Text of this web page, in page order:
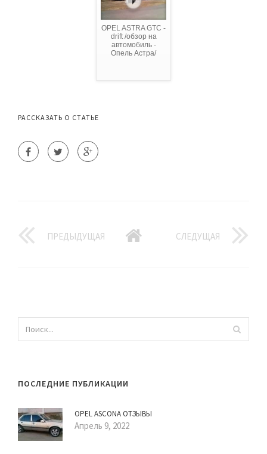
OPEL ASTRA GTC -
drift /обзор на
автомобиль -
Опель Астра/
РАССКАЗАТЬ О СТАТЬЕ
ПРЕДЫДУЩАЯ СЛЕДУЩАЯ
ПОСЛЕДНИЕ ПУБЛИКАЦИИ
OPEL ASCONA ОТЗЫВЫ
Апрель 9, 2022